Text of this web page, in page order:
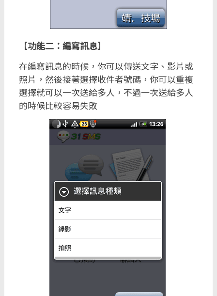
【功能二：編寫訊息】
在編寫訊息的時候，你可以傳送文字、影片或
照片，然後接著選擇收件者號碼，你可以重複
選擇就可以一次送給多人，不過一次送給多人
的時候比較容易失敗